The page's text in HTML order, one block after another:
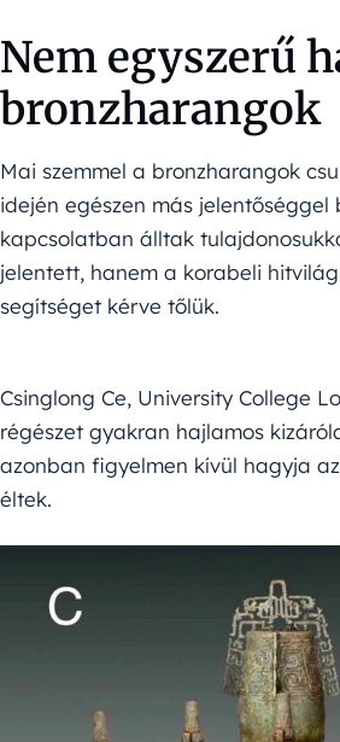
Nem egyszerű
bronzharangok
Mai szemmel a bronzharangok
idején egészen más
kapcsolatban álltak
jelentett, hanem a korabeli
segítséget kérve tőlük.
Csinglong Ce, University College
régészet gyakran hajlamos
azonban figyelmen kívül hagyja
éltek.